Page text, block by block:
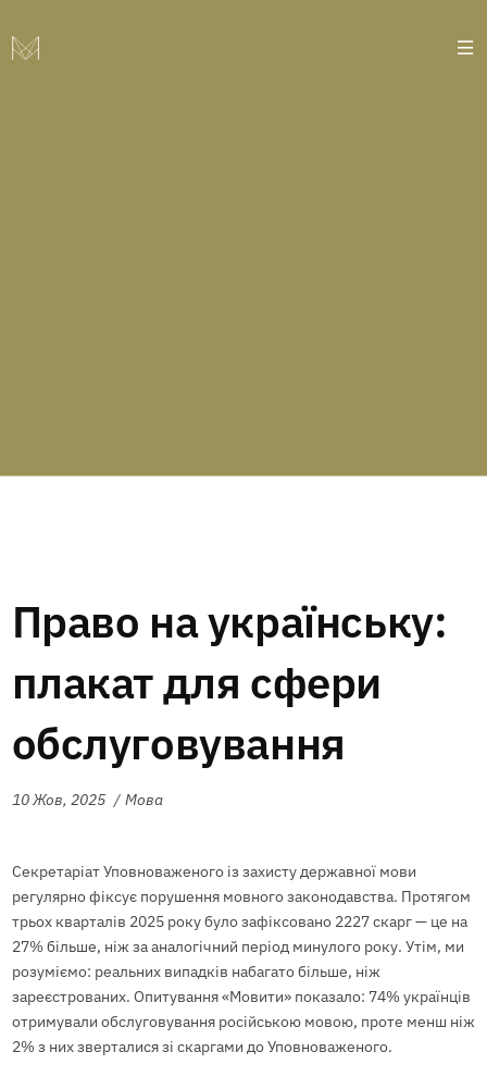
Право на українську:
плакат для сфери
обслуговування
10 Жов, 2025 Мова
Секретаріат Уповноваженого із захисту державної мови
регулярно фіксує порушення мовного законодавства. Протягом
трьох кварталів 2025 року було зафіксовано 2227 скарг — це на
27% більше, ніж за аналогічний період минулого року. Утім, ми
розуміємо: реальних випадків набагато більше, ніж
зареєстрованих. Опитування «Мовити» показало: 74% українців
отримували обслуговування російською мовою, проте менш ніж
2% з них зверталися зі скаргами до Уповноваженого.